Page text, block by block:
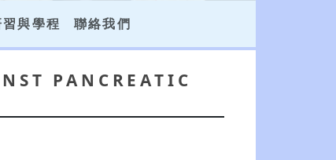
與學程 聯絡我們
PANCREATIC